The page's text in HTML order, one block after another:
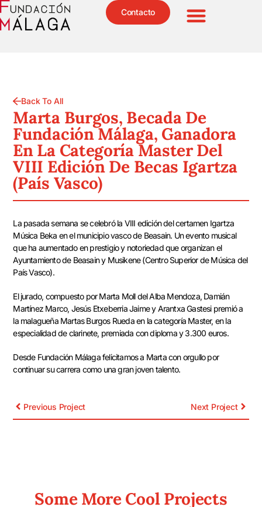
Contacto
Back To All
Marta Burgos, Becada De
Fundación Málaga, Ganadora
En La Categoría Master Del
VIII Edición De Becas Igartza
(País Vasco)
La pasada semana se celebró la VIII edición del certamen Igartza
Música Beka en el municipio vasco de Beasain. Un evento musical
que ha aumentado en prestigio y notoriedad que organizan el
Ayuntamiento de Beasain y Musikene (Centro Superior de Música del
País Vasco).
El jurado, compuesto por Marta Moll del Alba Mendoza, Damián
Martínez Marco, Jesús Etxeberria Jaime y Arantxa Gastesi premió a
la malagueña Martas Burgos Rueda en la categoría Master, en la
especialidad de clarinete, premiada con diploma y 3.300 euros.
Desde Fundación Málaga felicitamos a Marta con orgullo por
continuar su carrera como una gran joven talento.
Previous Project Next Project
Some More Cool Projects